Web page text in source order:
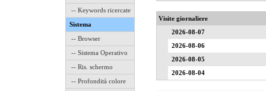
-- Keywords ricercate
Sistema
-- Browser
-- Sistema Operativo
-- Ris. schermo
-- Profondità colore
Visite giornaliere
2026-08-07
2026-08-06
2026-08-05
2026-08-04